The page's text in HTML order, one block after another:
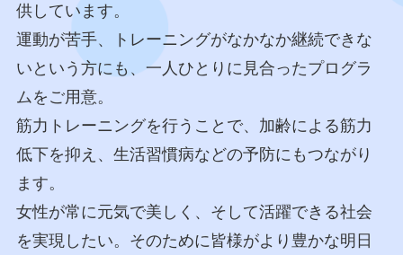
供しています。
運動が苦手、トレーニングがなかなか継続できな
いという方にも、一人ひとりに見合ったプログラ
ムをご用意。
筋力トレーニングを行うことで、加齢による筋力
低下を抑え、生活習慣病などの予防にもつながり
ます。
女性が常に元気で美しく、そして活躍できる社会
を実現したい。そのために皆様がより豊かな明日